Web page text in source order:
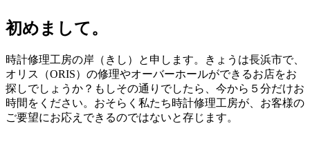
初めまして。
時計修理工房の岸（きし）と申します。きょうは長浜市で、
オリス（ORIS）の修理やオーバーホールができるお店をお
探しでしょうか？もしその通りでしたら、今から５分だけお
時間をください。おそらく私たち時計修理工房が、お客様の
ご要望にお応えできるのではないと存じます。